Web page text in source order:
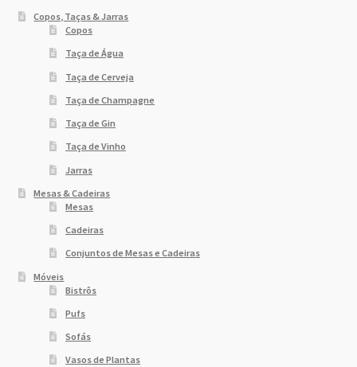
Copos, Taças & Jarras
Copos
Taça de Água
Taça de Cerveja
Taça de Champagne
Taça de Gin
Taça de Vinho
Jarras
Mesas & Cadeiras
Mesas
Cadeiras
Conjuntos de Mesas e Cadeiras
Móveis
Bistrôs
Pufs
Sofás
Vasos de Plantas